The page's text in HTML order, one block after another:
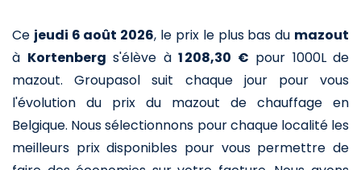
Ce jeudi 6 août 2026, le prix le plus bas du mazout
à Kortenberg s'élève à 1 208,30 € pour 1000L de
mazout. Groupasol suit chaque jour pour vous
l'évolution du prix du mazout de chauffage en
Belgique. Nous sélectionnons pour chaque localité les
meilleurs prix disponibles pour vous permettre de